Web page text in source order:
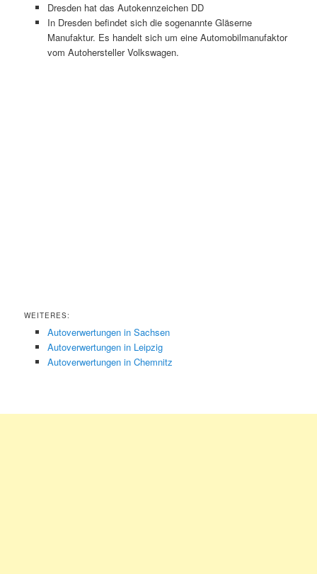
Dresden hat das Autokennzeichen DD
In Dresden befindet sich die sogenannte Gläserne
Manufaktur. Es handelt sich um eine Automobilmanufaktor
vom Autohersteller Volkswagen.
WEITERES:
Autoverwertungen in Sachsen
Autoverwertungen in Leipzig
Autoverwertungen in Chemnitz